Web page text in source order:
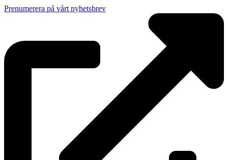
Prenumerera på vårt nyhetsbrev